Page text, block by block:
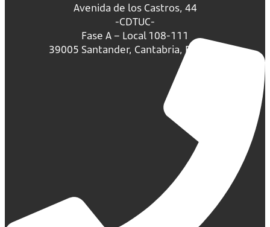
Avenida de los Castros, 44
-CDTUC-
Fase A – Local 108-111
39005 Santander, Cantabria, España.